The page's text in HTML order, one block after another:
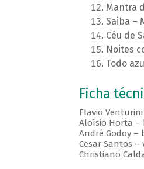
Mantra
Saiba –
Céu de
Noites
Todo
Ficha
Flavio
Aloísio Horta –
André Godoy –
Cesar Santos
Christiano